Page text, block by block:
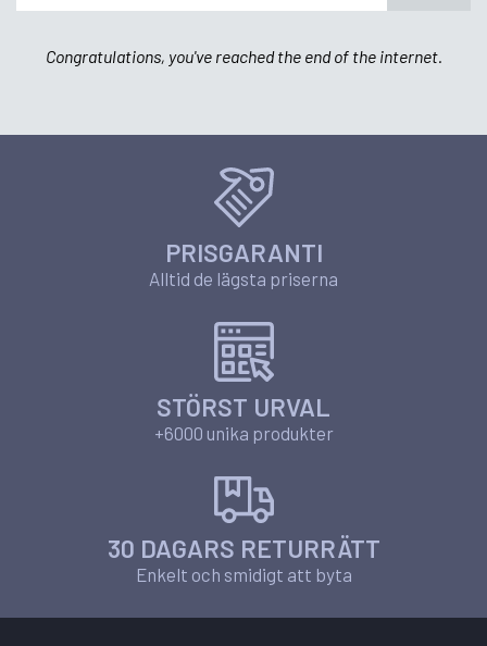
Congratulations, you've reached the end of the internet.
PRISGARANTI
Alltid de lägsta priserna
STÖRST URVAL
+6000 unika produkter
30 DAGARS RETURRÄTT
Enkelt och smidigt att byta